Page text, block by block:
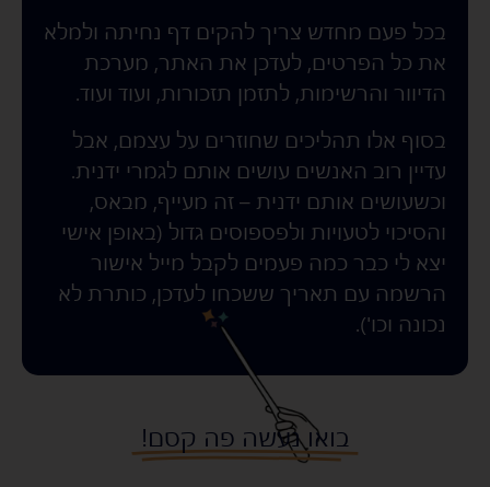
בכל פעם מחדש צריך להקים דף נחיתה ולמלא
את כל הפרטים, לעדכן את האתר, מערכת
הדיוור והרשימות, לתזמן תזכורות, ועוד ועוד.
בסוף אלו תהליכים שחוזרים על עצמם, אבל
עדיין רוב האנשים עושים אותם לגמרי ידנית.
וכשעושים אותם ידנית – זה מעייף, מבאס,
והסיכוי לטעויות ולפספוסים גדול (באופן אישי
יצא לי כבר כמה פעמים לקבל מייל אישור
הרשמה עם תאריך ששכחו לעדכן, כותרת לא
נכונה וכו').
בואו נעשה פה קסם!